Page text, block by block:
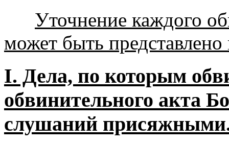
Уточнение каждого
может быть
I. Дела, по которым
обвинительного акта
слушаний